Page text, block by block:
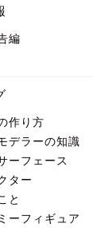
編
作り方
デラーの知識
ーフェース
ター
と
ーフィギュア